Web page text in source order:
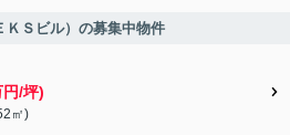
ＫＳビル）の募集中物件
/坪)
㎡)